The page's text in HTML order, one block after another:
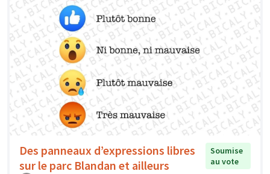
Des panneaux d’expressions libres
sur le parc Blandan et ailleurs
Soumise
au vote